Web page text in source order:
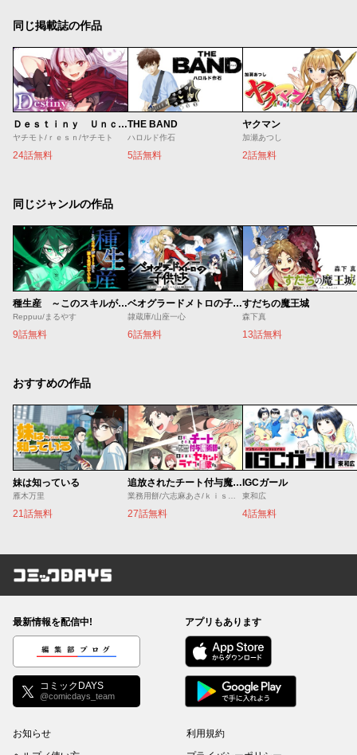
同じ掲載誌の作品
Ｄｅｓｔｉｎｙ Ｕｎｃｈａｉｎ Ｏｎｌｉｎｅ 吸血鬼少女となって、やがて『赤の魔王』と呼ばれるようになりました
ヤチモト/ｒｅｓｎ/ヤチモト
24話無料
THE BAND
ハロルド作石
5話無料
ヤクマン
加瀬あつし
2話無料
同じジャンルの作品
種生産 ～このスキルがチートだとまだ誰も気付いていない～
Reppuu/まるやす
9話無料
ベオグラードメトロの子供たち
隷蔵庫/山座一心
6話無料
すだちの魔王城
森下真
13話無料
おすすめの作品
妹は知っている
雁木万里
21話無料
追放されたチート付与魔術師は気ままなセカンドライフを謳歌する。 ～俺は武器だけじゃなく、あらゆるものに『強化ポイント』を付与できるし、俺の意思でいつでも効果を解除できるけど、残った人たち大丈夫？～
27話無料
IGCガール
東和広
4話無料
コミックDAYS
最新情報を配信中!
編集部ブログ
コミックDAYS
@comicdays_team
アプリもあります
お知らせ
利用規約